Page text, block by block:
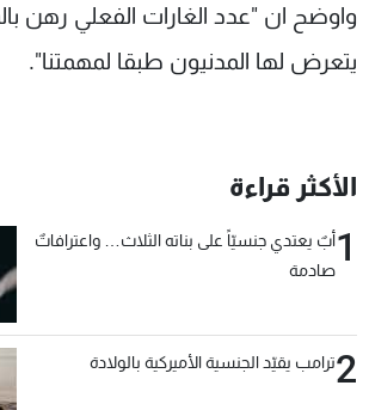
واوضح ان "عدد الغارات الفعلي رهن
يتعرض لها المدنيون طبقا لمهمتنا".
الأكثر قراءة
1أبٌ يعتدي جنسيّاً على بناته الثلاث… واعترافاتٌ
صادمة
2ترامب يقيّد الجنسية الأميركية بالولادة